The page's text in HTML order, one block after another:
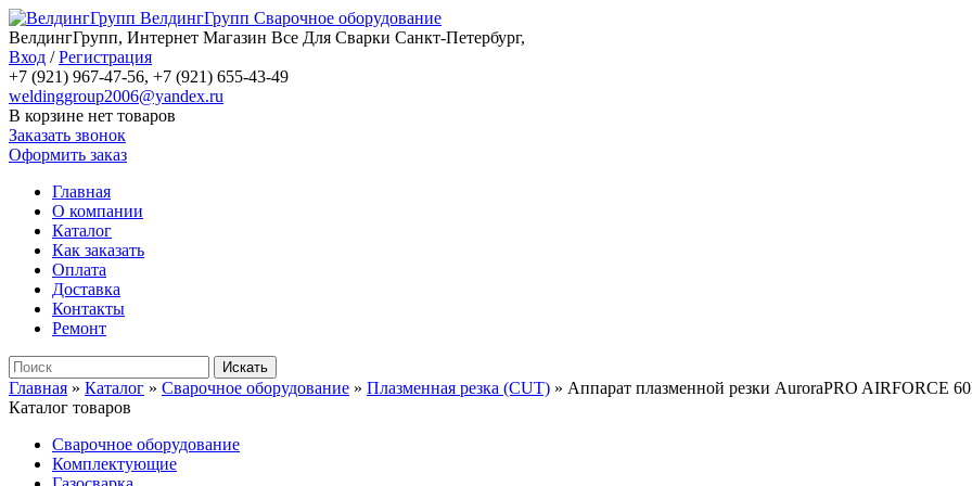
ВелдингГрупп Сварочное оборудование
ВелдингГрупп, Интернет Магазин Все Для Сварки Санкт-Петербург,
Вход /Регистрация
+7 (921) 967-47-56, +7 (921) 655-43-49
weldinggroup2006@yandex.ru
В корзине нет товаров
Заказать звонок
Оформить заказ
Главная
О компании
Каталог
Как заказать
Оплата
Доставка
Контакты
Ремонт
Главная » Каталог » Сварочное оборудование » Плазменная резка (CUT) » Аппарат плазменной резки AuroraPRO AIRFORCE
Каталог товаров
Сварочное оборудование
Комплектующие